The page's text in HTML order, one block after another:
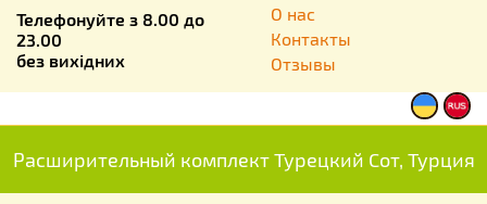
Телефонуйте з 8.00 до
23.00
без вихідних
О нас
Контакты
Отзывы
Расширительный комплект Турецкий Сот, Турция